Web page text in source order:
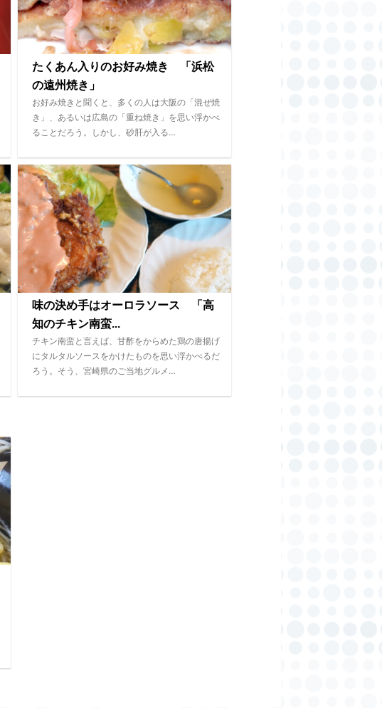
たくあん入りのお好み焼き 「浜松
の遠州焼き」
お好み焼きと聞くと、多くの人は大阪の「混ぜ焼
き」、あるいは広島の「重ね焼き」を思い浮かべ
ることだろう。しかし、砂肝が入る…
味の決め手はオーロラソース 「高
知のチキン南蛮...
チキン南蛮と言えば、甘酢をからめた鶏の唐揚げ
にタルタルソースをかけたものを思い浮かべるだ
ろう。そう、宮崎県のご当地グルメ…